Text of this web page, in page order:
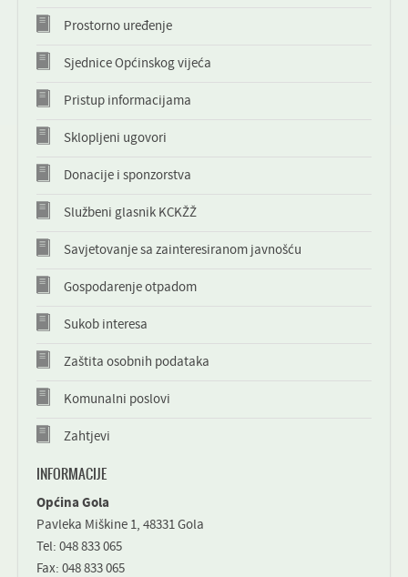
Prostorno uređenje
Sjednice Općinskog vijeća
Pristup informacijama
Sklopljeni ugovori
Donacije i sponzorstva
Službeni glasnik KCKŽŽ
Savjetovanje sa zainteresiranom javnošću
Gospodarenje otpadom
Sukob interesa
Zaštita osobnih podataka
Komunalni poslovi
Zahtjevi
INFORMACIJE
Općina Gola
Pavleka Miškine 1, 48331 Gola
Tel: 048 833 065
Fax: 048 833 065